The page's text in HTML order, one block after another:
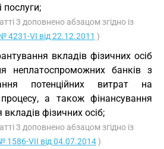
3 доповнено абзацом згідно із
4231-VI від 22.12.2011 )
вкладів фізичних осіб
неплатоспроможних банків з
потенційних витрат на
а також фінансування
фізичних осіб;
3 доповнено абзацом згідно із
1586-VII від 04.07.2014)